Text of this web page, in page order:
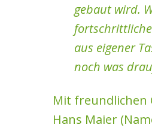
gebaut wird.
aus eigener
noch was
Mit freundlichen
Hans Maier